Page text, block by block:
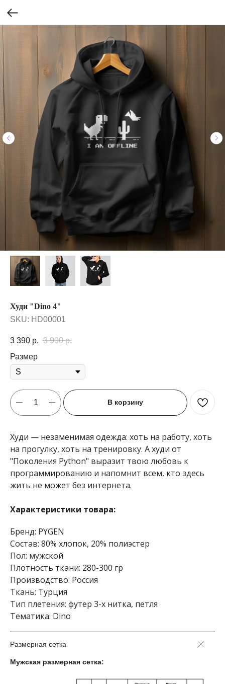
Худи "Dino 4"
SKU: HD00001
3 390 р. 3 900 р.
Размер
В корзину
Худи — незаменимая одежда: хоть на работу, хоть
на прогулку, хоть на тренировку. А худи от
"Поколения Python" выразит твою любовь к
программированию и напомнит всем, кто здесь
жить не может без интернета.
Характеристики товара:
Бренд: PYGEN
Состав: 80% хлопок, 20% полиэстер
Пол: мужской
Плотность ткани: 280-300 гр
Производство: Россия
Ткань: Турция
Тип плетения: футер 3-х нитка, петля
Тематика: Dino
Размерная сетка
Мужская размерная сетка: